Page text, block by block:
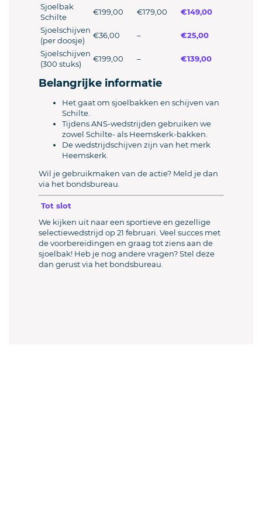
Sjoelbak
Schilte
€199,00 €179,00
€149,00
Sjoelschijven
(per doosje)
€36,00 –
€25,00
Sjoelschijven
(300 stuks)
€199,00 – €139,00
Belangrijke informatie
Het gaat om sjoelbakken en schijven van
Schilte.
Tijdens ANS‑wedstrijden gebruiken we
zowel Schilte‑ als Heemskerk‑bakken.
De wedstrijdschijven zijn van het merk
Heemskerk.
Wil je gebruikmaken van de actie? Meld je dan
via het bondsbureau.
Tot slot
We kijken uit naar een sportieve en gezellige
selectiewedstrijd op 21 februari. Veel succes met
de voorbereidingen en graag tot ziens aan de
sjoelbak! Heb je nog andere vragen? Stel deze
dan gerust via het bondsbureau.